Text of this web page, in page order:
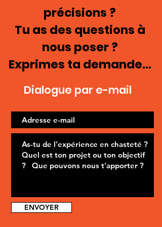
précisions ?
Tu as des questions à
nous poser ?
Exprimes ta demande...
Dialogue par e-mail
ENVOYER